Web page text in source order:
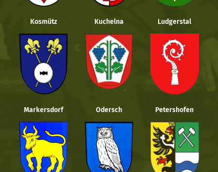
Kosmütz Kuchelna Ludgerstal
Markersdorf Odersch Petershofen